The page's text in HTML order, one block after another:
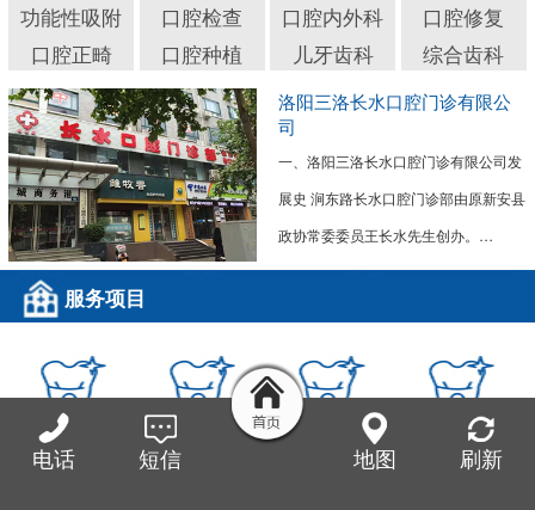
功能性吸附 口腔检查 口腔内外科
口腔修复
口腔正畸
口腔种植 儿牙齿科 综合齿科
洛阳三洛长水口腔门诊有限公
司
一、洛阳三洛长水口腔门诊有限公司发
展史 涧东路长水口腔门诊部由原新安县
政协常委委员王长水先生创办。…
服务项目
功能性吸附义
齿
口腔检查 口腔内外科 口腔修复
电话 短信 地图 刷新